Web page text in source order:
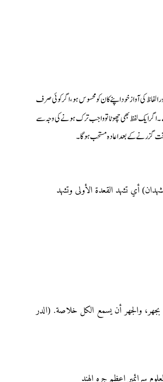
کی آواز خود اپنے کان کو محسوس ہو، اگر کوئی صرف
ایک لفظ بھی چھوٹا تو واجب ترک ہونے کی وجہ سے
گزرنے کے بعد اعادہ مستحب ہوگا۔
أي تشهد القعدة الأولى وتشهد
والجهر أن يسمع الكل خلاصة. (الدر
سرائمير اعظم جره الهند